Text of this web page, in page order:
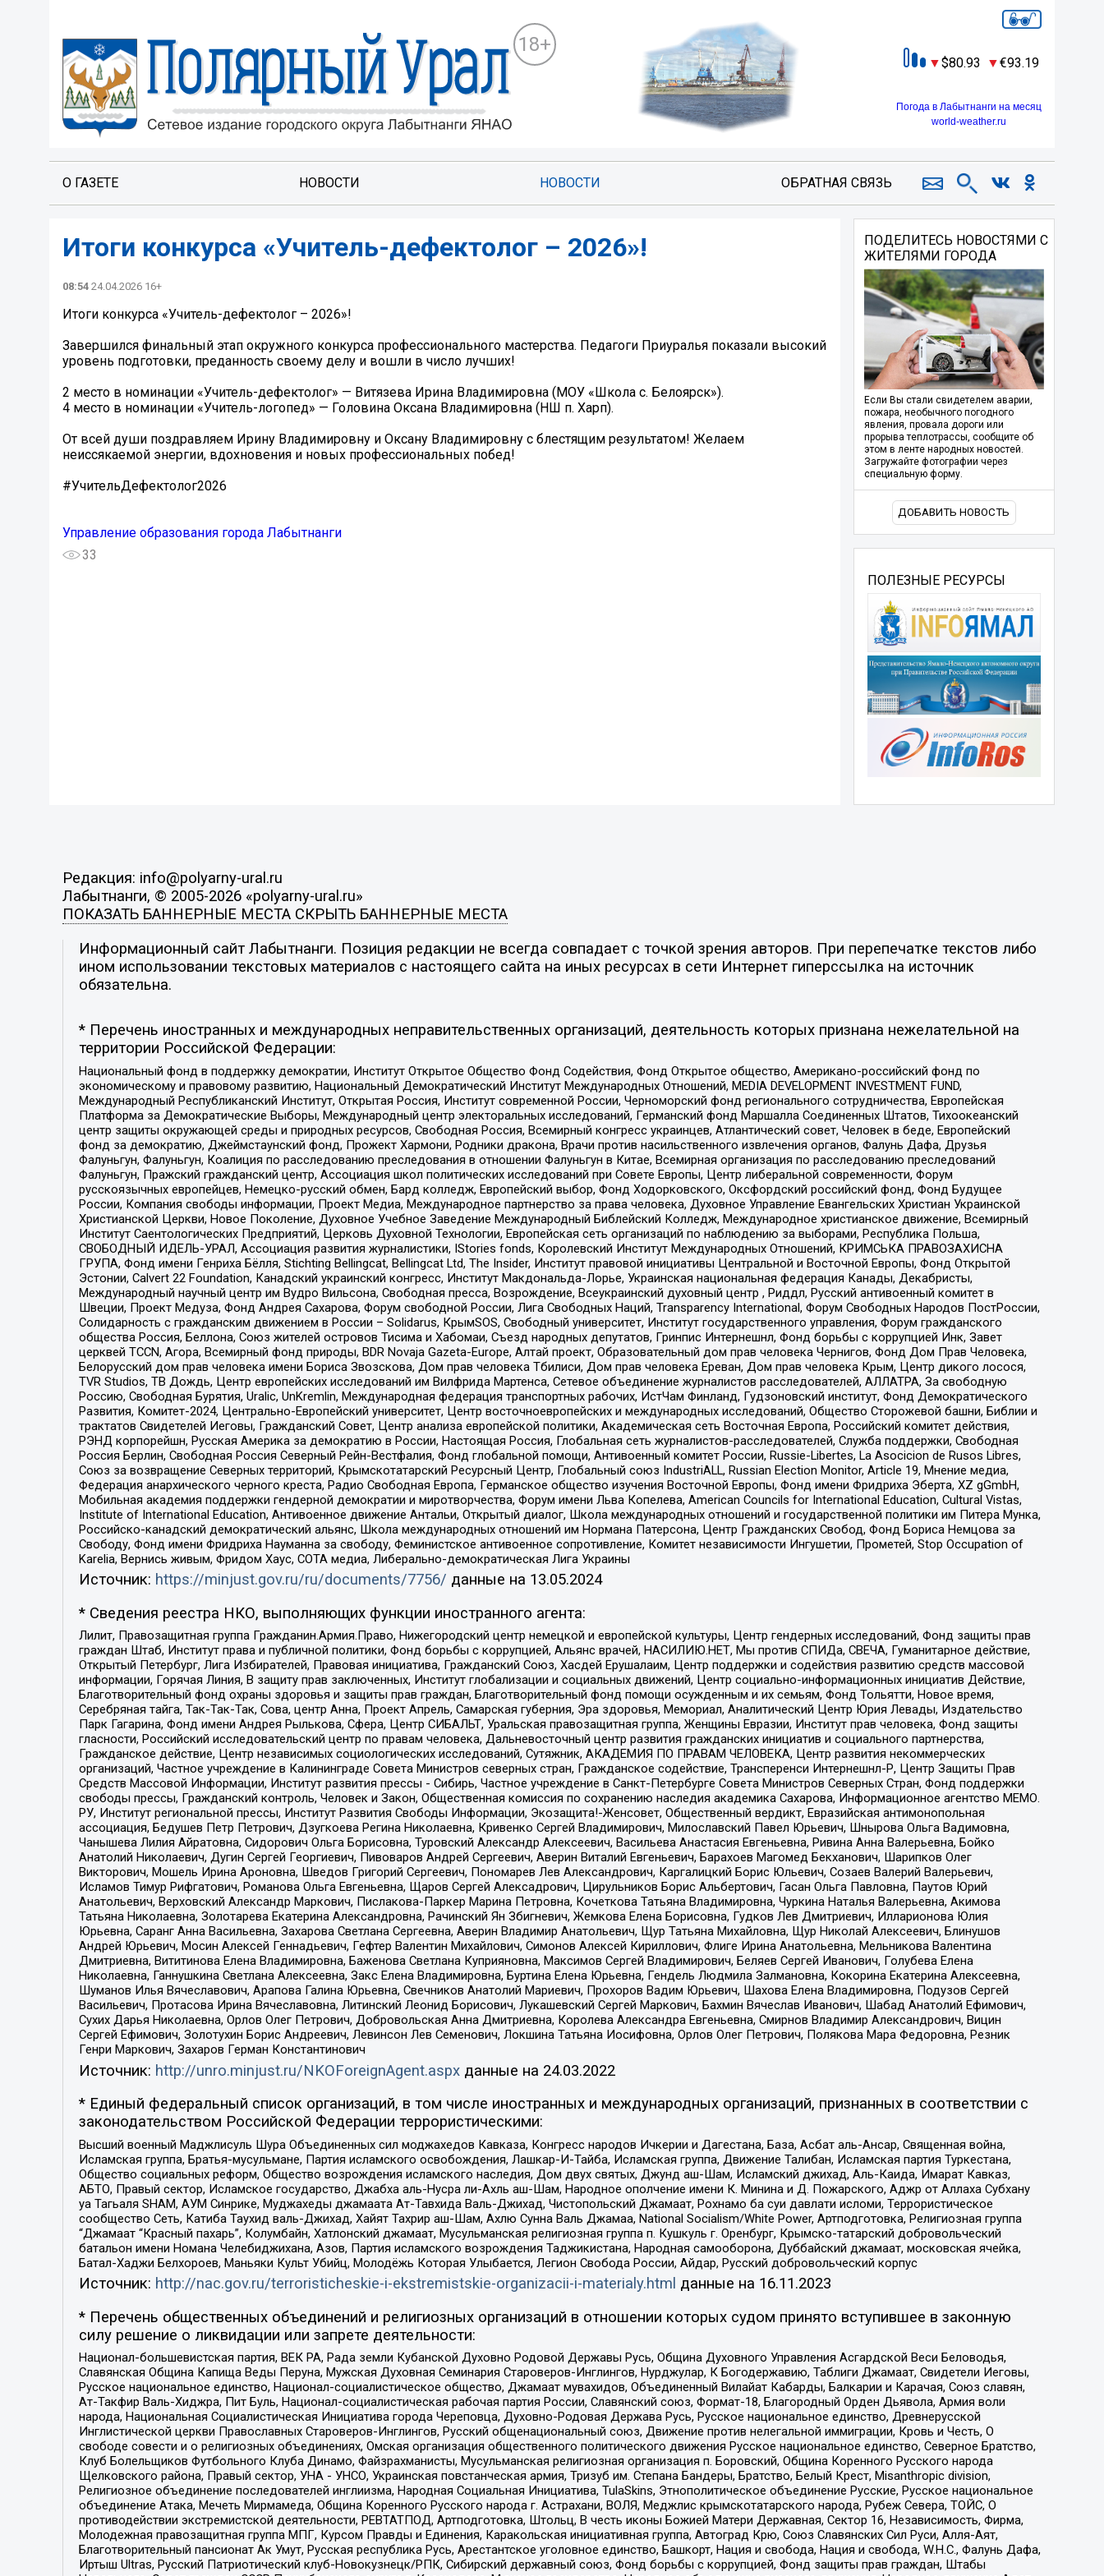
18+
80.93 93.19
Погода в Лабытнанги на месяц
world-weather.ru
О ГАЗЕТЕ НОВОСТИ НОВОСТИ ОБРАТНАЯ СВЯЗЬ
Итоги конкурса «Учитель-дефектолог – 2026»!
08:54 24.04.2026 16+
Итоги конкурса «Учитель-дефектолог – 2026»!
Завершился финальный этап окружного конкурса профессионального мастерства. Педагоги Приуралья показали высокий
уровень подготовки, преданность своему делу и вошли в число лучших!
2 место в номинации «Учитель-дефектолог» — Витязева Ирина Владимировна (МОУ «Школа с. Белоярск»).
4 место в номинации «Учитель-логопед» — Головина Оксана Владимировна (НШ п. Харп).
От всей души поздравляем Ирину Владимировну и Оксану Владимировну с блестящим результатом! Желаем
неиссякаемой энергии, вдохновения и новых профессиональных побед!
#УчительДефектолог2026
Управление образования города Лабытнанги
33
ПОДЕЛИТЕСЬ НОВОСТЯМИ С
ЖИТЕЛЯМИ ГОРОДА
Если Вы стали свидетелем аварии,
пожара, необычного погодного
явления, провала дороги или
прорыва теплотрассы, сообщите об
этом в ленте народных новостей.
Загружайте фотографии через
специальную форму.
ДОБАВИТЬ НОВОСТЬ
ПОЛЕЗНЫЕ РЕСУРСЫ
Редакция: info@polyarny-ural.ru
Лабытнанги, © 2005-2026 «polyarny-ural.ru»
ПОКАЗАТЬ БАННЕРНЫЕ МЕСТА СКРЫТЬ БАННЕРНЫЕ МЕСТА
Информационный сайт Лабытнанги. Позиция редакции не всегда совпадает с точкой зрения авторов. При перепечатке текстов либо
ином использовании текстовых материалов с настоящего сайта на иных ресурсах в сети Интернет гиперссылка на источник
обязательна.
* Перечень иностранных и международных неправительственных организаций, деятельность которых признана нежелательной на
территории Российской Федерации:
Национальный фонд в поддержку демократии, Институт Открытое Общество Фонд Содействия, Фонд Открытое общество, Американо-российский фонд по
экономическому и правовому развитию, Национальный Демократический Институт Международных Отношений, MEDIA DEVELOPMENT INVESTMENT FUND,
Международный Республиканский Институт, Открытая Россия, Институт современной России, Черноморский фонд регионального сотрудничества, Европейская
Платформа за Демократические Выборы, Международный центр электоральных исследований, Германский фонд Маршалла Соединенных Штатов, Тихоокеанский
центр защиты окружающей среды и природных ресурсов, Свободная Россия, Всемирный конгресс украинцев, Атлантический совет, Человек в беде, Европейский
фонд за демократию, Джеймстаунский фонд, Прожект Хармони, Родники дракона, Врачи против насильственного извлечения органов, Фалунь Дафа, Друзья
Фалуньгун, Фалуньгун, Коалиция по расследованию преследования в отношении Фалуньгун в Китае, Всемирная организация по расследованию преследований
Фалуньгун, Пражский гражданский центр, Ассоциация школ политических исследований при Совете Европы, Центр либеральной современности, Форум
русскоязычных европейцев, Немецко-русский обмен, Бард колледж, Европейский выбор, Фонд Ходорковского, Оксфордский российский фонд, Фонд Будущее
России, Компания свободы информации, Проект Медиа, Международное партнерство за права человека, Духовное Управление Евангельских Христиан Украинской
Христианской Церкви, Новое Поколение, Духовное Учебное Заведение Международный Библейский Колледж, Международное христианское движение, Всемирный
Институт Саентологических Предприятий, Церковь Духовной Технологии, Европейская сеть организаций по наблюдению за выборами, Республика Польша,
СВОБОДНЫЙ ИДЕЛЬ-УРАЛ, Ассоциация развития журналистики, IStories fonds, Королевский Институт Международных Отношений, КРИМСЬКА ПРАВОЗАХИСНА
ГРУПА, Фонд имени Генриха Бёлля, Stichting Bellingcat, Bellingcat Ltd, The Insider, Институт правовой инициативы Центральной и Восточной Европы, Фонд Открытой
Эстонии, Calvert 22 Foundation, Канадский украинский конгресс, Институт Макдональда-Лорье, Украинская национальная федерация Канады, Декабристы,
Международный научный центр им Вудро Вильсона, Свободная пресса, Возрождение, Всеукраинский духовный центр , Риддл, Русский антивоенный комитет в
Швеции, Проект Медуза, Фонд Андрея Сахарова, Форум свободной России, Лига Свободных Наций, Transparеncy International, Форум Свободных Народов ПостРоссии,
Солидарность с гражданским движением в России – Solidarus, КрымSOS, Свободный университет, Институт государственного управления, Форум гражданского
общества Россия, Беллона, Союз жителей островов Тисима и Хабомаи, Съезд народных депутатов, Гринпис Интернешнл, Фонд борьбы с коррупцией Инк, Завет
церквей TCCN, Агора, Всемирный фонд природы, BDR Novaja Gazeta-Europe, Алтай проект, Образовательный дом прав человека Чернигов, Фонд Дом Прав Человека,
Белорусский дом прав человека имени Бориса Звозскова, Дом прав человека Тбилиси, Дом прав человека Ереван, Дом прав человека Крым, Центр дикого лосося,
TVR Studios, ТВ Дождь, Центр европейских исследований им Вилфрида Мартенса, Сетевое объединение журналистов расследователей, АЛЛАТРА, За свободную
Россию, Свободная Бурятия, Uralic, UnKremlin, Международная федерация транспортных рабочих, ИстЧам Финланд, Гудзоновский институт, Фонд Демократического
Развития, Комитет-2024, Центрально-Европейский университет, Центр восточноевропейских и международных исследований, Общество Сторожевой башни, Библии и
трактатов Свидетелей Иеговы, Гражданский Совет, Центр анализа европейской политики, Академическая сеть Восточная Европа, Российский комитет действия,
РЭНД корпорейшн, Русская Америка за демократию в России, Настоящая Россия, Глобальная сеть журналистов-расследователей, Служба поддержки, Свободная
Россия Берлин, Свободная Россия Северный Рейн-Вестфалия, Фонд глобальной помощи, Антивоенный комитет России, Russie-Libertes, La Asocicion de Rusos Libres,
Союз за возвращение Северных территорий, Крымскотатарский Ресурсный Центр, Глобальный союз IndustriALL, Russian Election Monitor, Article 19, Мнение медиа,
Федерация анархического черного креста, Радио Свободная Европа, Германское общество изучения Восточной Европы, Фонд имени Фридриха Эберта, XZ gGmbH,
Мобильная академия поддержки гендерной демократии и миротворчества, Форум имени Льва Копелева, American Councils for International Education, Cultural Vistas,
Institute of International Education, Антивоенное движение Антальи, Открытый диалог, Школа международных отношений и государственной политики им Питера Мунка,
Российско-канадский демократический альянс, Школа международных отношений им Нормана Патерсона, Центр Гражданских Свобод, Фонд Бориса Немцова за
Свободу, Фонд имени Фридриха Науманна за свободу, Феминистское антивоенное сопротивление, Комитет независимости Ингушетии, Прометей, Stop Occupation of
Karelia, Вернись живым, Фридом Хаус, СОТА медиа, Либерально-демократическая Лига Украины
Источник: https://minjust.gov.ru/ru/documents/7756/ данные на 13.05.2024
* Сведения реестра НКО, выполняющих функции иностранного агента:
Лилит, Правозащитная группа Гражданин.Армия.Право, Нижегородский центр немецкой и европейской культуры, Центр гендерных исследований, Фонд защиты прав
граждан Штаб, Институт права и публичной политики, Фонд борьбы с коррупцией, Альянс врачей, НАСИЛИЮ.НЕТ, Мы против СПИДа, СВЕЧА, Гуманитарное действие,
Открытый Петербург, Лига Избирателей, Правовая инициатива, Гражданский Союз, Хасдей Ерушалаим, Центр поддержки и содействия развитию средств массовой
информации, Горячая Линия, В защиту прав заключенных, Институт глобализации и социальных движений, Центр социально-информационных инициатив Действие,
Благотворительный фонд охраны здоровья и защиты прав граждан, Благотворительный фонд помощи осужденным и их семьям, Фонд Тольятти, Новое время,
Серебряная тайга, Так-Так-Так, Сова, центр Анна, Проект Апрель, Самарская губерния, Эра здоровья, Мемориал, Аналитический Центр Юрия Левады, Издательство
Парк Гагарина, Фонд имени Андрея Рылькова, Сфера, Центр СИБАЛЬТ, Уральская правозащитная группа, Женщины Евразии, Институт прав человека, Фонд защиты
гласности, Российский исследовательский центр по правам человека, Дальневосточный центр развития гражданских инициатив и социального партнерства,
Гражданское действие, Центр независимых социологических исследований, Сутяжник, АКАДЕМИЯ ПО ПРАВАМ ЧЕЛОВЕКА, Центр развития некоммерческих
организаций, Частное учреждение в Калининграде Совета Министров северных стран, Гражданское содействие, Трансперенси Интернешнл-Р, Центр Защиты Прав
Средств Массовой Информации, Институт развития прессы - Сибирь, Частное учреждение в Санкт-Петербурге Совета Министров Северных Стран, Фонд поддержки
свободы прессы, Гражданский контроль, Человек и Закон, Общественная комиссия по сохранению наследия академика Сахарова, Информационное агентство МЕМО.
РУ, Институт региональной прессы, Институт Развития Свободы Информации, Экозащита!-Женсовет, Общественный вердикт, Евразийская антимонопольная
ассоциация, Бедушев Петр Петрович, Дзугкоева Регина Николаевна, Кривенко Сергей Владимирович, Милославский Павел Юрьевич, Шнырова Ольга Вадимовна,
Чанышева Лилия Айратовна, Сидорович Ольга Борисовна, Туровский Александр Алексеевич, Васильева Анастасия Евгеньевна, Ривина Анна Валерьевна, Бойко
Анатолий Николаевич, Дугин Сергей Георгиевич, Пивоваров Андрей Сергеевич, Аверин Виталий Евгеньевич, Барахоев Магомед Бекханович, Шарипков Олег
Викторович, Мошель Ирина Ароновна, Шведов Григорий Сергеевич, Пономарев Лев Александрович, Каргалицкий Борис Юльевич, Созаев Валерий Валерьевич,
Исламов Тимур Рифгатович, Романова Ольга Евгеньевна, Щаров Сергей Алексадрович, Цирульников Борис Альбертович, Гасан Ольга Павловна, Паутов Юрий
Анатольевич, Верховский Александр Маркович, Пислакова-Паркер Марина Петровна, Кочеткова Татьяна Владимировна, Чуркина Наталья Валерьевна, Акимова
Татьяна Николаевна, Золотарева Екатерина Александровна, Рачинский Ян Збигневич, Жемкова Елена Борисовна, Гудков Лев Дмитриевич, Илларионова Юлия
Юрьевна, Саранг Анна Васильевна, Захарова Светлана Сергеевна, Аверин Владимир Анатольевич, Щур Татьяна Михайловна, Щур Николай Алексеевич, Блинушов
Андрей Юрьевич, Мосин Алексей Геннадьевич, Гефтер Валентин Михайлович, Симонов Алексей Кириллович, Флиге Ирина Анатольевна, Мельникова Валентина
Дмитриевна, Вититинова Елена Владимировна, Баженова Светлана Куприяновна, Максимов Сергей Владимирович, Беляев Сергей Иванович, Голубева Елена
Николаевна, Ганнушкина Светлана Алексеевна, Закс Елена Владимировна, Буртина Елена Юрьевна, Гендель Людмила Залмановна, Кокорина Екатерина Алексеевна,
Шуманов Илья Вячеславович, Арапова Галина Юрьевна, Свечников Анатолий Мариевич, Прохоров Вадим Юрьевич, Шахова Елена Владимировна, Подузов Сергей
Васильевич, Протасова Ирина Вячеславовна, Литинский Леонид Борисович, Лукашевский Сергей Маркович, Бахмин Вячеслав Иванович, Шабад Анатолий Ефимович,
Сухих Дарья Николаевна, Орлов Олег Петрович, Добровольская Анна Дмитриевна, Королева Александра Евгеньевна, Смирнов Владимир Александрович, Вицин
Сергей Ефимович, Золотухин Борис Андреевич, Левинсон Лев Семенович, Локшина Татьяна Иосифовна, Орлов Олег Петрович, Полякова Мара Федоровна, Резник
Генри Маркович, Захаров Герман Константинович
Источник: http://unro.minjust.ru/NKOForeignAgent.aspxданные на 24.03.2022
* Единый федеральный список организаций, в том числе иностранных и международных организаций, признанных в соответствии с
законодательством Российской Федерации террористическими:
Высший военный Маджлисуль Шура Объединенных сил моджахедов Кавказа, Конгресс народов Ичкерии и Дагестана, База, Асбат аль-Ансар, Священная война,
Исламская группа, Братья-мусульмане, Партия исламского освобождения, Лашкар-И-Тайба, Исламская группа, Движение Талибан, Исламская партия Туркестана,
Общество социальных реформ, Общество возрождения исламского наследия, Дом двух святых, Джунд аш-Шам, Исламский джихад, Аль-Каида, Имарат Кавказ,
АБТО, Правый сектор, Исламское государство, Джабха аль-Нусра ли-Ахль аш-Шам, Народное ополчение имени К. Минина и Д. Пожарского, Аджр от Аллаха Субхану
уа Тагьаля SHAM, АУМ Синрике, Муджахеды джамаата Ат-Тавхида Валь-Джихад, Чистопольский Джамаат, Рохнамо ба суи давлати исломи, Террористическое
сообщество Сеть, Катиба Таухид валь-Джихад, Хайят Тахрир аш-Шам, Ахлю Сунна Валь Джамаа, National Socialism/White Power, Артподготовка, Религиозная группа
“Джамаат “Красный пахарь”, Колумбайн, Хатлонский джамаат, Мусульманская религиозная группа п. Кушкуль г. Оренбург, Крымско-татарский добровольческий
батальон имени Номана Челебиджихана, Азов, Партия исламского возрождения Таджикистана, Народная самооборона, Дуббайский джамаат, московская ячейка,
Батал-Хаджи Белхороев, Маньяки Культ Убийц, Молодёжь Которая Улыбается, Легион Свобода России, Айдар, Русский добровольческий корпус
Источник: http://nac.gov.ru/terroristicheskie-i-ekstremistskie-organizacii-i-materialy.html данные на 16.11.2023
* Перечень общественных объединений и религиозных организаций в отношении которых судом принято вступившее в законную
силу решение о ликвидации или запрете деятельности:
Национал-большевистская партия, ВЕК РА, Рада земли Кубанской Духовно Родовой Державы Русь, Община Духовного Управления Асгардской Веси Беловодья,
Славянская Община Капища Веды Перуна, Мужская Духовная Семинария Староверов-Инглингов, Нурджулар, К Богодержавию, Таблиги Джамаат, Свидетели Иеговы,
Русское национальное единство, Национал-социалистическое общество, Джамаат мувахидов, Объединенный Вилайат Кабарды, Балкарии и Карачая, Союз славян,
Ат-Такфир Валь-Хиджра, Пит Буль, Национал-социалистическая рабочая партия России, Славянский союз, Формат-18, Благородный Орден Дьявола, Армия воли
народа, Национальная Социалистическая Инициатива города Череповца, Духовно-Родовая Держава Русь, Русское национальное единство, Древнерусской
Инглистической церкви Православных Староверов-Инглингов, Русский общенациональный союз, Движение против нелегальной иммиграции, Кровь и Честь, О
свободе совести и о религиозных объединениях, Омская организация общественного политического движения Русское национальное единство, Северное Братство,
Клуб Болельщиков Футбольного Клуба Динамо, Файзрахманисты, Мусульманская религиозная организация п. Боровский, Община Коренного Русского народа
Щелковского района, Правый сектор, УНА - УНСО, Украинская повстанческая армия, Тризуб им. Степана Бандеры, Братство, Белый Крест, Misanthropic division,
Религиозное объединение последователей инглиизма, Народная Социальная Инициатива, TulaSkins, Этнополитическое объединение Русские, Русское национальное
объединение Атака, Мечеть Мирмамеда, Община Коренного Русского народа г. Астрахани, ВОЛЯ, Меджлис крымскотатарского народа, Рубеж Севера, ТОЙС, О
противодействии экстремистской деятельности, РЕВТАТПОД, Артподготовка, Штольц, В честь иконы Божией Матери Державная, Сектор 16, Независимость, Фирма,
Молодежная правозащитная группа МПГ, Курсом Правды и Единения, Каракольская инициативная группа, Автоград Крю, Союз Славянских Сил Руси, Алля-Аят,
Благотворительный пансионат Ак Умут, Русская республика Русь, Арестантское уголовное единство, Башкорт, Нация и свобода, Нация и свобода, W.H.С., Фалунь Дафа,
Иртыш Ultras, Русский Патриотический клуб-Новокузнецк/РПК, Сибирский державный союз, Фонд борьбы с коррупцией, Фонд защиты прав граждан, Штабы